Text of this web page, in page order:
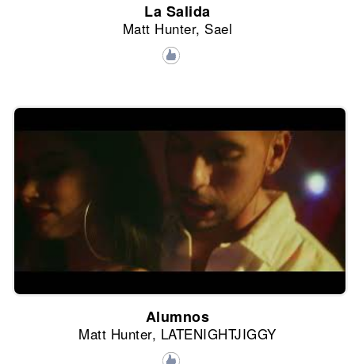
La Salida
Matt Hunter, Sael
Alumnos
Matt Hunter, LATENIGHTJIGGY